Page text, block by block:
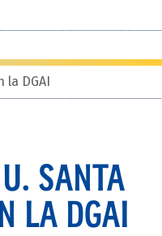
DGAI
SANTA
LA DGAI